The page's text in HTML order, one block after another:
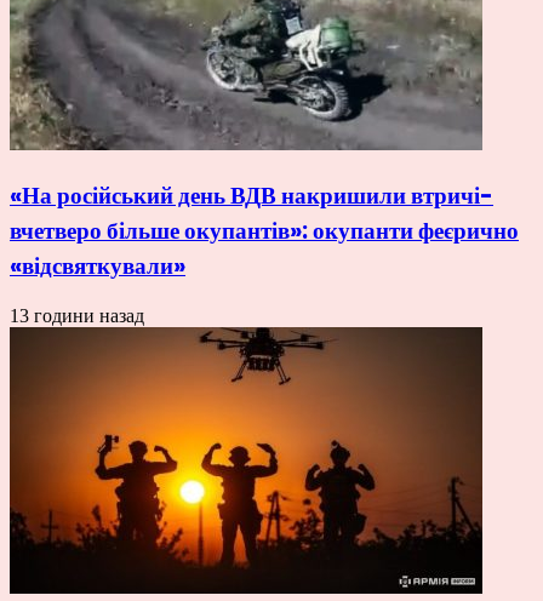
«На російський день ВДВ накришили втричі-
вчетверо більше окупантів»: окупанти феєрично
«відсвяткували»
13 години назад